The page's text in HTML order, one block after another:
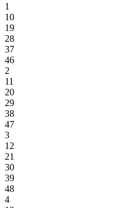
1
10
19
28
37
46
2
11
20
29
38
47
3
12
21
30
39
48
4